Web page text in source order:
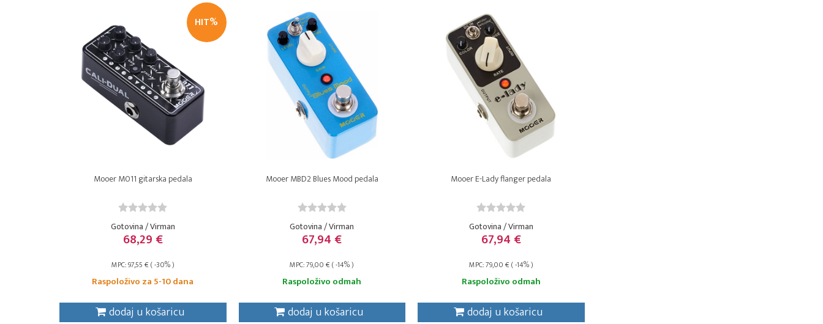
Mooer M011 gitarska pedala
Gotovina / Virman
68,29 €
MPC: 97,55 € ( -30% )
Raspoloživo za 5-10 dana
dodaj u košaricu
HIT%
Mooer MBD2 Blues Mood pedala
Gotovina / Virman
67,94 €
MPC: 79,00 € ( -14% )
Raspoloživo odmah
dodaj u košaricu
Mooer E-Lady flanger pedala
Gotovina / Virman
67,94 €
MPC: 79,00 € ( -14% )
Raspoloživo odmah
dodaj u košaricu